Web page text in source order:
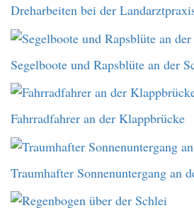
Dreharbeiten bei der
Segelboote und Rapsblüte an der
Fahrradfahrer an der Klappbrücke
Traumhafter Sonnenuntergang an